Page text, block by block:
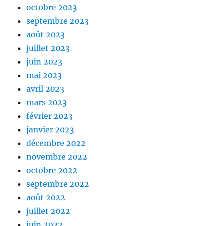
octobre 2023
septembre 2023
août 2023
juillet 2023
juin 2023
mai 2023
avril 2023
mars 2023
février 2023
janvier 2023
décembre 2022
novembre 2022
octobre 2022
septembre 2022
août 2022
juillet 2022